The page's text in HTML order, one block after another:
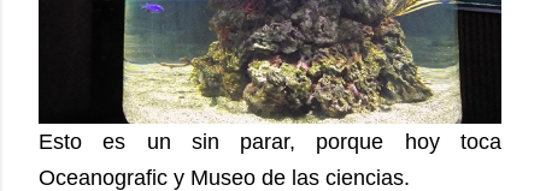
Esto es un sin parar, porque hoy toca
Oceanografic y Museo de las ciencias.